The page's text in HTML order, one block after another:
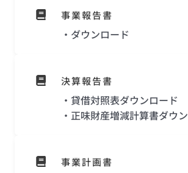
事業報告書
・ ダウンロード
決算報告書
・ 貸借対照表ダウンロード
・ 正味財産増減計算書ダウ
事業計画書